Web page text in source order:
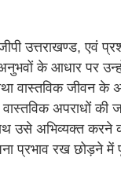
उत्तराखण्ड,
के आधार पर
वास्तविक जीवन के
अपराधों की
उसे अभिव्यक्त करने
प्रभाव रख छोड़ने में